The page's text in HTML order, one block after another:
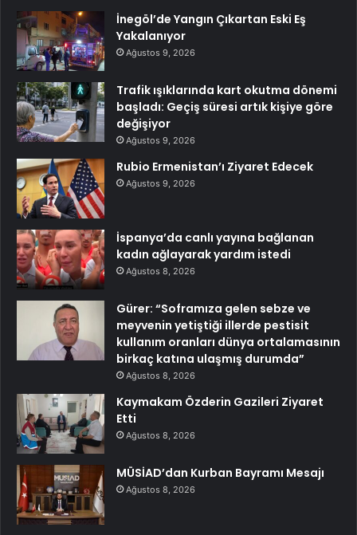
İnegöl’de Yangın Çıkartan Eski Eş
Yakalanıyor
Ağustos 9, 2026
Trafik ışıklarında kart okutma dönemi
başladı: Geçiş süresi artık kişiye göre
değişiyor
Ağustos 9, 2026
Rubio Ermenistan’ı Ziyaret Edecek
Ağustos 9, 2026
İspanya’da canlı yayına bağlanan
kadın ağlayarak yardım istedi
Ağustos 8, 2026
Gürer: “Soframıza gelen sebze ve
meyvenin yetiştiği illerde pestisit
kullanım oranları dünya ortalamasının
birkaç katına ulaşmış durumda”
Ağustos 8, 2026
Kaymakam Özderin Gazileri Ziyaret
Etti
Ağustos 8, 2026
MÜSİAD’dan Kurban Bayramı Mesajı
Ağustos 8, 2026